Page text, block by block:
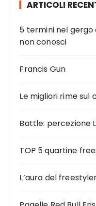
ARTICOLI
5 termini nel
non conosci
Francis Gun
Le migliori rime sul
Battle: percezione
TOP 5 quartine
L’aura del